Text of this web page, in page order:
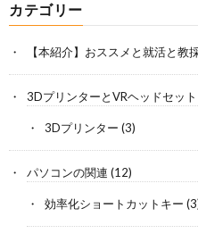
カテゴリー
【本紹介】おススメと就活と教
3DプリンターとVRヘッドセット
3Dプリンター (3)
パソコンの関連 (12)
効率化ショートカットキー